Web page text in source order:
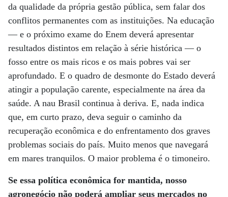
da qualidade da própria gestão pública, sem falar dos
conflitos permanentes com as instituições. Na educação
— e o próximo exame do Enem deverá apresentar
resultados distintos em relação à série histórica — o
fosso entre os mais ricos e os mais pobres vai ser
aprofundado. E o quadro de desmonte do Estado deverá
atingir a população carente, especialmente na área da
saúde. A nau Brasil continua à deriva. E, nada indica
que, em curto prazo, deva seguir o caminho da
recuperação econômica e do enfrentamento dos graves
problemas sociais do país. Muito menos que navegará
em mares tranquilos. O maior problema é o timoneiro.
Se essa política econômica for mantida, nosso
agronegócio não poderá ampliar seus mercados no